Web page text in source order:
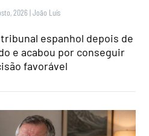
2026 |João Luís
espanhol depois de
e acabou por conseguir
favorável